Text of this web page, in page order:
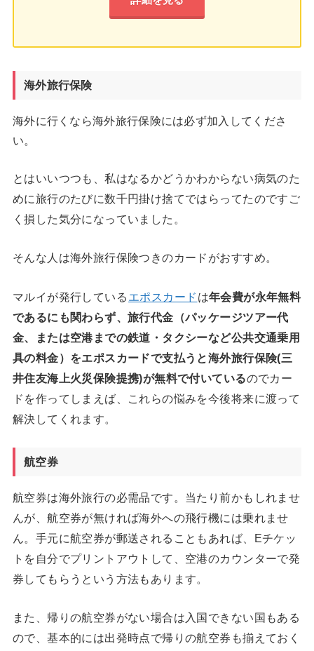
海外旅行保険
海外に行くなら海外旅行保険には必ず加入してくださ
い。
とはいいつつも、私はなるかどうかわからない病気のた
めに旅行のたびに数千円掛け捨てではらってたのですご
く損した気分になっていました。
そんな人は海外旅行保険つきのカードがおすすめ。
マルイが発行している エポスカード は年会費が永年無料
であるにも関わらず、旅行代金（パッケージツアー代
金、または空港までの鉄道・タクシーなど公共交通乗用
具の料金）をエポスカードで支払うと海外旅行保険(三
井住友海上火災保険提携)が無料で付いているのでカー
ドを作ってしまえば、これらの悩みを今後将来に渡って
解決してくれます。
航空券
航空券は海外旅行の必需品です。当たり前かもしれませ
んが、航空券が無ければ海外への飛行機には乗れませ
ん。手元に航空券が郵送されることもあれば、Eチケッ
トを自分でプリントアウトして、空港のカウンターで発
券してもらうという方法もあります。
また、帰りの航空券がない場合は入国できない国もある
ので、基本的には出発時点で帰りの航空券も揃えておく